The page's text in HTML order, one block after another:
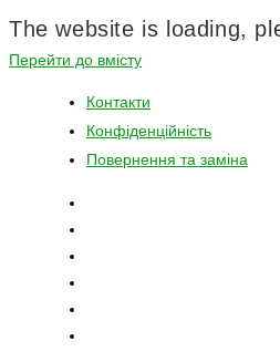
The website is loading,
Перейти до вмісту
Контакти
Конфіденційність
Повернення та заміна